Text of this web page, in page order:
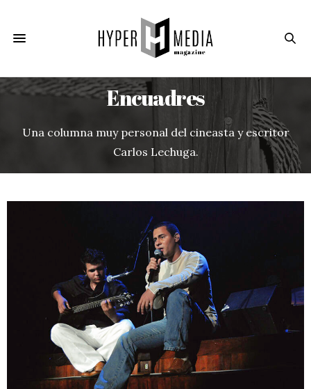
Encuadres
Una columna muy personal del cineasta y escritor
Carlos Lechuga.